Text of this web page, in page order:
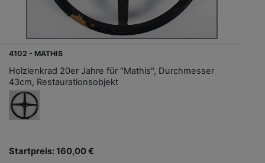
4102 - MATHIS
Holzlenkrad 20er Jahre für "Mathis", Durchmesser
43cm, Restaurationsobjekt
Startpreis: 160,00 €